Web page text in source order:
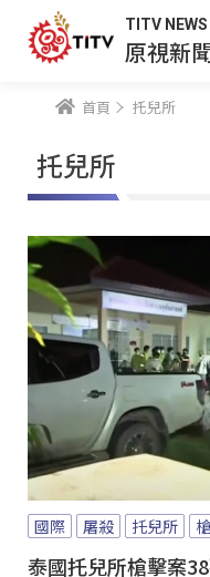
TITV NEWS
原視新
首頁 托兒所
托兒所
國際 屠殺 托兒所
泰國托兒所槍擊案